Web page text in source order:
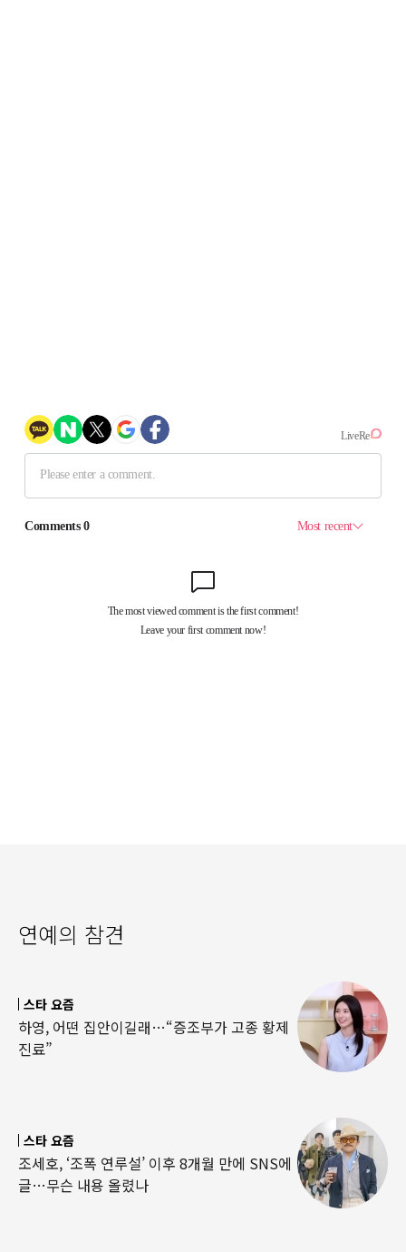
연예의 참견
스타 요즘
하영, 어떤 집안이길래…“증조부가 고종 황제
진료”
스타 요즘
조세호, ‘조폭 연루설’ 이후 8개월 만에 SNS에
글…무슨 내용 올렸나